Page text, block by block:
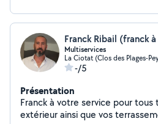
Franck Ribail (franck
Multiservices
La Ciotat (Clos des Plages-
-/5
Présentation
Franck à votre service pour
extérieur ainsi que vos